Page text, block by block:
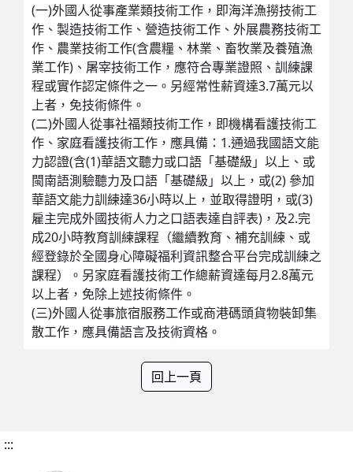
(一)外國人從事產業類技術工作，即海洋漁撈技術工
作、製造技術工作、營造技術工作、外展農務技術工
作、農業技術工作(含農糧、林業、畜牧業及養殖漁
業工作)、屠宰技術工作，應符合專業證照、訓練課
程或實作認定條件之一。另經常性薪資達3.7萬元以
上者，免技術條件。
(二)外國人從事社福類技術工作，即機構看護技術工
作、家庭看護技術工作，應具備：1.通過我國語文能
力認證(含(1)華語文聽力或口語「基礎級」以上、或
閩南語測驗聽力及口語「基礎級」以上，或(2) 參加
華語文能力訓練達36小時以上，並取得證明，或(3)
雇主完成外國技術人力之口語表達自評表)，及2.完
成20小時教育訓練課程（繼續教育、補充訓練、或
經登錄於全國身心障礙福利資訊整合平台完成訓練之
課程）。另家庭看護技術工作總薪資達每月2.8萬元
以上者，免除上述技術條件。
(三)外國人從事旅宿服務工作或商港碼頭貨物裝卸集
散工作，應具備語言及技術資格。
回上一頁
:::